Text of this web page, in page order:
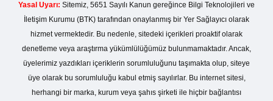
Yasal Uyarı: Sitemiz, 5651 Sayılı Kanun gereğince Bilgi Teknolojileri ve
İletişim Kurumu (BTK) tarafından onaylanmış bir Yer Sağlayıcı olarak
hizmet vermektedir. Bu nedenle, sitedeki içerikleri proaktif olarak
denetleme veya araştırma yükümlülüğümüz bulunmamaktadır. Ancak,
üyelerimiz yazdıkları içeriklerin sorumluluğunu taşımakta olup, siteye
üye olarak bu sorumluluğu kabul etmiş sayılırlar. Bu internet sitesi,
herhangi bir marka, kurum veya şahıs şirketi ile hiçbir bağlantısı